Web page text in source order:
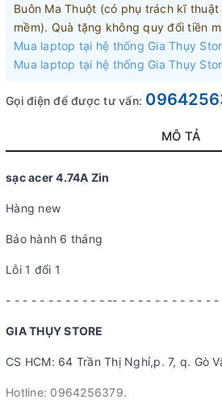
Buôn Ma Thuột (có phụ trách kĩ
mềm). Quà tặng không quy đổi tiền
Mua laptop tại hệ thống Gia Thụy
Mua laptop tại hệ thống Gia Thụy
Gọi điện để được tư vấn:
MÔ TẢ
sạc acer 4.74A Zin
Hàng new
Bảo hành 6 tháng
Lỗi 1 đổi 1
- - - - - - - - - - - - -- - - - - - - - - - - -
GIA THỤY STORE
CS HCM: 64 Trần Thị Nghỉ,p. 7, q. Gò
Hotline: 0964256379.